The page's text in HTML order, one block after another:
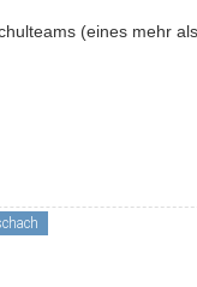
(eines mehr